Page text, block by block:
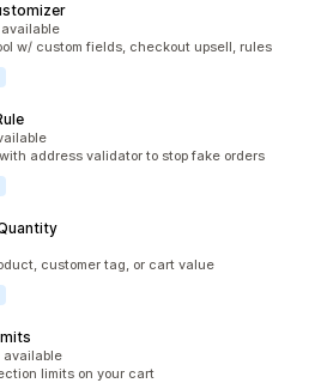
w/ custom fields, checkout upsell, rules
address validator to stop fake orders
customer tag, or cart value
available
limits on your cart